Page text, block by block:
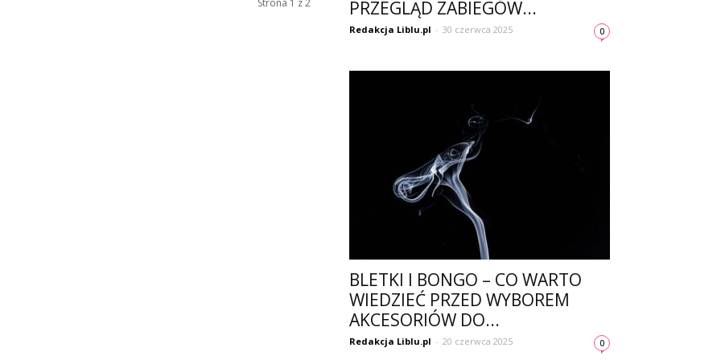
Strona 1 z 2 PRZEGLĄD ZABIEGÓW...
Redakcja Liblu.pl - 30 czerwca 2025 0
BLETKI I BONGO – CO WARTO
WIEDZIEĆ PRZED WYBOREM
AKCESORIÓW DO...
Redakcja Liblu.pl - 20 czerwca 2025 0